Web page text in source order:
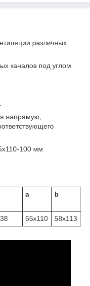
различных
каналов под углом
напрямую,
100 мм
a b
55x110 58x113